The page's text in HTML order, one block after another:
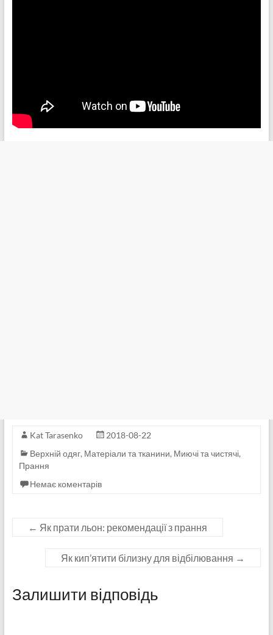
Kat Tarasenko
2018-08-22
Верхній одяг, Матеріали та тканини, Миючі та чистячі,
Прання
Немає коментарів
← Як прати льон: рекомендації з прання
Як кип’ятити білизну для відбілювання →
Залишити відповідь